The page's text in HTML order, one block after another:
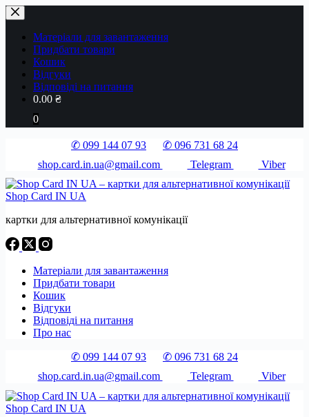
Перейти
до
вмістуМатеріали для завантаження
Придбати товари
Кошик
Відгуки
Відповіді на питання
0.00 ₴
0
✆ 099 144 07 93
✆ 096 731 68 24
shop.card.in.ua@gmail.com
Telegram Viber
Shop Card IN UA
картки для альтернативної комунікації
Матеріали для завантаження
Придбати товари
Кошик
Відгуки
Відповіді на питання
Про нас
✆ 099 144 07 93
✆ 096 731 68 24
shop.card.in.ua@gmail.com
Telegram Viber
Shop Card IN UA